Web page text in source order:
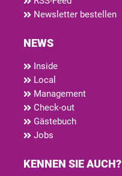
Newsletter bestellen
NEWS
Inside
Local
Management
Check-out
Gästebuch
Jobs
KENNEN SIE AUCH?